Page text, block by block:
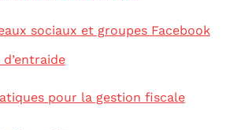
sociaux et groupes Facebook
pour la gestion fiscale